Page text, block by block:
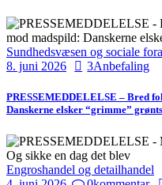
Sundhedsvæsen og sociale
8. juni 2026
3Anbefaling
PRESSEMEDDELELSE – Bred
Danskerne elsker “grimme”
Engroshandel og detailhandel